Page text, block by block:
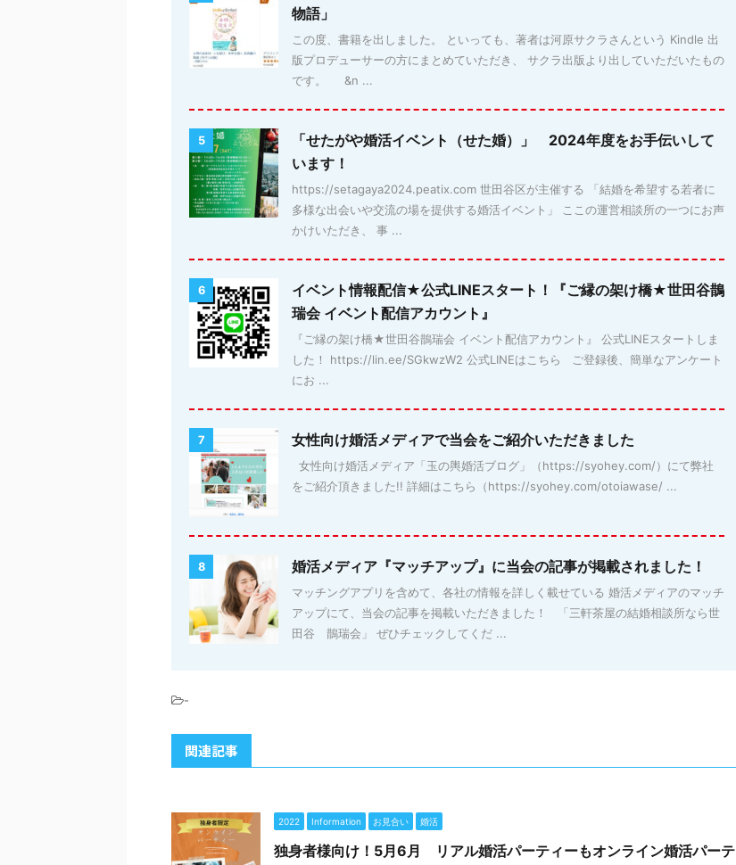
物語」
この度、書籍を出しました。 といっても、著者は河原サクラさんという Kindle 出
版プロデューサーの方にまとめていただき、 サクラ出版より出していただいたもの
です。 &n ...
5
「せたがや婚活イベント（せた婚）」 2024年度をお手伝いして
います！
https://setagaya2024.peatix.com 世田谷区が主催する 「結婚を希望する若者に
多様な出会いや交流の場を提供する婚活イベント」 ここの運営相談所の一つにお声
かけいただき、 事 ...
6
イベント情報配信★公式LINEスタート！『ご縁の架け橋★世田谷鵲
瑞会 イベント配信アカウント』
『ご縁の架け橋★世田谷鵲瑞会 イベント配信アカウント』 公式LINEスタートしま
した！ https://lin.ee/SGkwzW2 公式LINEはこちら ご登録後、簡単なアンケート
にお ...
7 女性向け婚活メディアで当会をご紹介いただきました
女性向け婚活メディア「玉の輿婚活ブログ」（https://syohey.com/）にて弊社
をご紹介頂きました!! 詳細はこちら（https://syohey.com/otoiawase/ ...
8 婚活メディア『マッチアップ』に当会の記事が掲載されました！
マッチングアプリを含めて、各社の情報を詳しく載せている 婚活メディアのマッチ
アップにて、当会の記事を掲載いただきました！ 「三軒茶屋の結婚相談所なら世
田谷 鵲瑞会」 ぜひチェックしてくだ ...
-
関連記事
2022 Information お見合い 婚活
独身者様向け！5月6月 リアル婚活パーティーもオンライン婚活パーテ